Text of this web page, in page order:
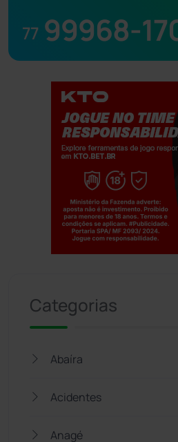
77 99968-
Categorias
Abaíra
Acidentes
Anagé